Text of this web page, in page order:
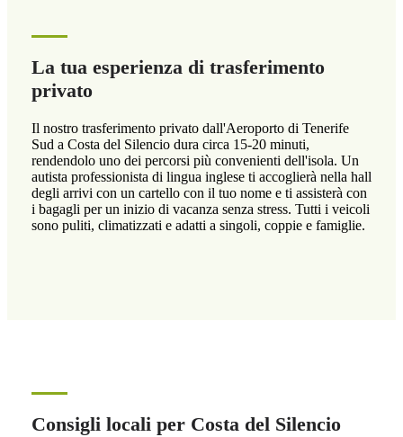
La tua esperienza di trasferimento
privato
Il nostro trasferimento privato dall'Aeroporto di Tenerife
Sud a Costa del Silencio dura circa 15-20 minuti,
rendendolo uno dei percorsi più convenienti dell'isola. Un
autista professionista di lingua inglese ti accoglierà nella hall
degli arrivi con un cartello con il tuo nome e ti assisterà con
i bagagli per un inizio di vacanza senza stress. Tutti i veicoli
sono puliti, climatizzati e adatti a singoli, coppie e famiglie.
Consigli locali per Costa del Silencio